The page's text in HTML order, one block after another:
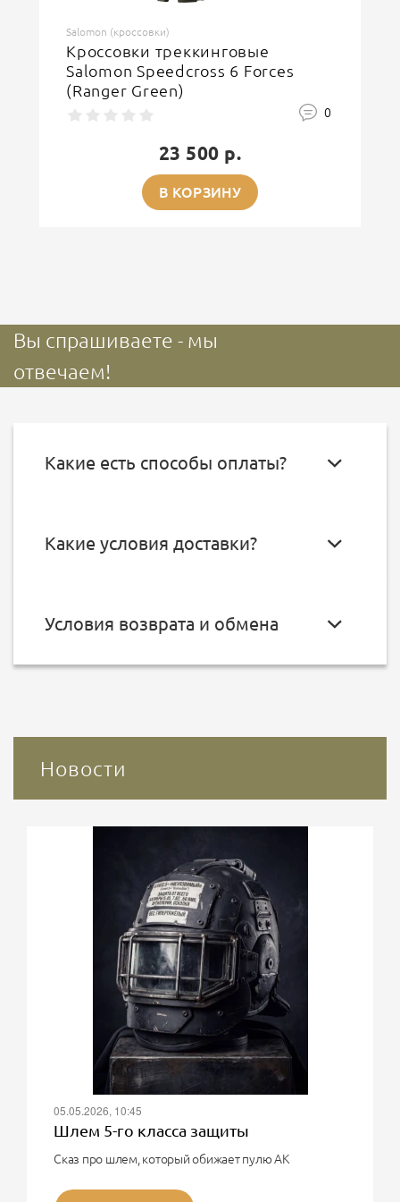
Salomon (кроссовки)
Кроссовки треккинговые
Salomon Speedcross 6 Forces
(Ranger Green)
0
23 500 р.
В КОРЗИНУ
Вы спрашиваете - мы
отвечаем!
Какие есть способы оплаты?
Какие условия доставки?
Условия возврата и обмена
Новости
05.05.2026, 10:45
Шлем 5-го класса защиты
Сказ про шлем, который обижает пулю АК
О, великий воин! Твоя мечта - шлем 5-го класса